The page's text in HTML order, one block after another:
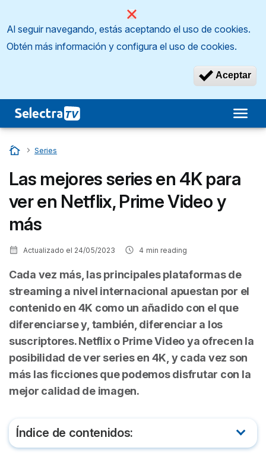
Al seguir navegando, estás aceptando el uso de cookies.
Obtén más información y configura el uso de cookies.
Aceptar
Inicio
…
Series
Las mejores series en 4K para
ver en Netflix, Prime Video y
más
Actualizado el 24/05/2023 4 min reading
Cada vez más, las principales plataformas de
streaming a nivel internacional apuestan por el
contenido en 4K como un añadido con el que
diferenciarse y, también, diferenciar a los
suscriptores.Netflix o Prime Video ya ofrecen la
posibilidad de ver series en 4K , y cada vez son
más las ficciones que podemos disfrutar con la
mejor calidad de imagen.
Índice de contenidos: